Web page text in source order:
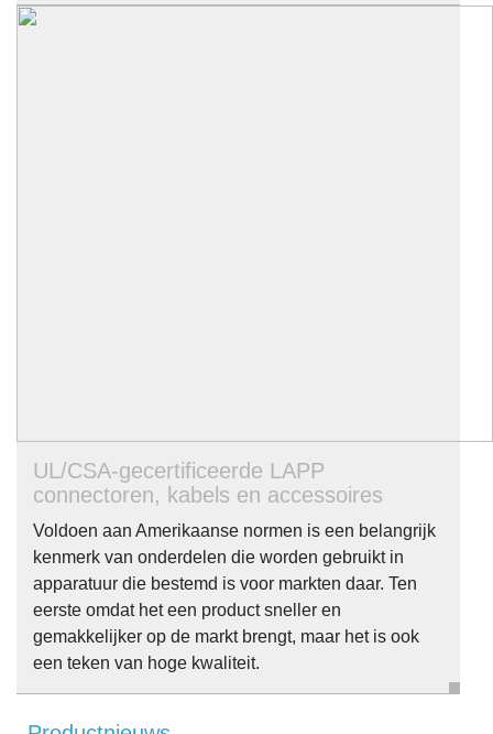
UL/CSA-gecertificeerde LAPP
connectoren, kabels en accessoires
Voldoen aan Amerikaanse normen is een belangrijk
kenmerk van onderdelen die worden gebruikt in
apparatuur die bestemd is voor markten daar. Ten
eerste omdat het een product sneller en
gemakkelijker op de markt brengt, maar het is ook
een teken van hoge kwaliteit.